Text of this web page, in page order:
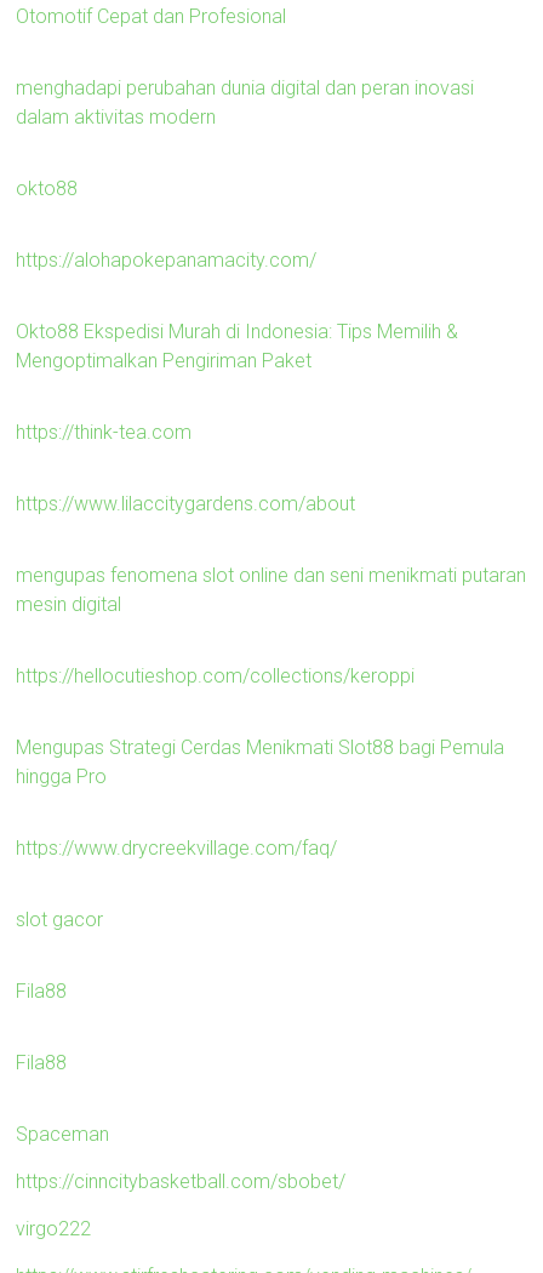
Otomotif Cepat dan Profesional
menghadapi perubahan dunia digital dan peran inovasi
dalam aktivitas modern
okto88
https://alohapokepanamacity.com/
Okto88 Ekspedisi Murah di Indonesia: Tips Memilih &
Mengoptimalkan Pengiriman Paket
https://think-tea.com
https://www.lilaccitygardens.com/about
mengupas fenomena slot online dan seni menikmati putaran
mesin digital
https://hellocutieshop.com/collections/keroppi
Mengupas Strategi Cerdas Menikmati Slot88 bagi Pemula
hingga Pro
https://www.drycreekvillage.com/faq/
slot gacor
Fila88
Fila88
Spaceman
https://cinncitybasketball.com/sbobet/
virgo222